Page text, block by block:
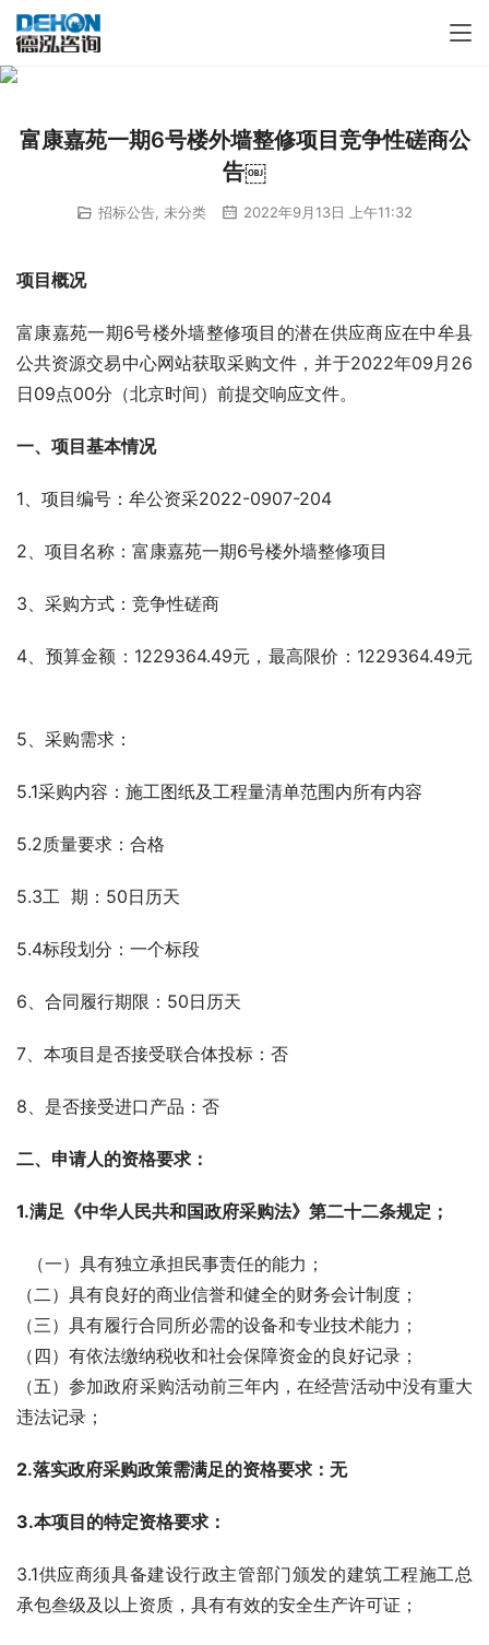
富康嘉苑一期6号楼外墙整修项目竞争性磋商公
告￼
招标公告 未分类 2022年9月13日 上午11:32
项目概况
富康嘉苑一期6号楼外墙整修项目的潜在供应商应在中牟县
公共资源交易中心网站获取采购文件，并于2022年09月26
日09点00分（北京时间）前提交响应文件。
一、 项目基本情况
1、项目编号：牟公资采2022-0907-204
2、项目名称：富康嘉苑一期6号楼外墙整修项目
3、采购方式：竞争性磋商
4、预算金额：1229364.49元，最高限价：1229364.49元
5、采购需求：
5.1采购内容：施工图纸及工程量清单范围内所有内容
5.2质量要求：合格
5.3工  期：50日历天
5.4标段划分：一个标段
6、合同履行期限：50日历天
7、本项目是否接受联合体投标：否
8、是否接受进口产品：否
二、申请人的资格要求：
1.满足《中华人民共和国政府采购法》第二十二条规定；
（一）具有独立承担民事责任的能力；
（二）具有良好的商业信誉和健全的财务会计制度；
（三）具有履行合同所必需的设备和专业技术能力；
（四）有依法缴纳税收和社会保障资金的良好记录；
（五）参加政府采购活动前三年内，在经营活动中没有重大
违法记录；
2.落实政府采购政策需满足的资格要求：无
3.本项目的特定资格要求：
3.1供应商须具备建设行政主管部门颁发的建筑工程施工总
承包叁级及以上资质，具有有效的安全生产许可证；